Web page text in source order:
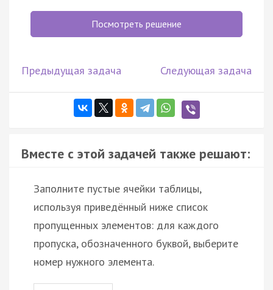
Посмотреть решение
Предыдущая задача Следующая задача
Вместе с этой задачей также решают:
Заполните пустые ячейки таблицы,
используя приведённый ниже список
пропущенных элементов: для каждого
пропуска, обозначенного буквой, выберите
номер нужного элемента.